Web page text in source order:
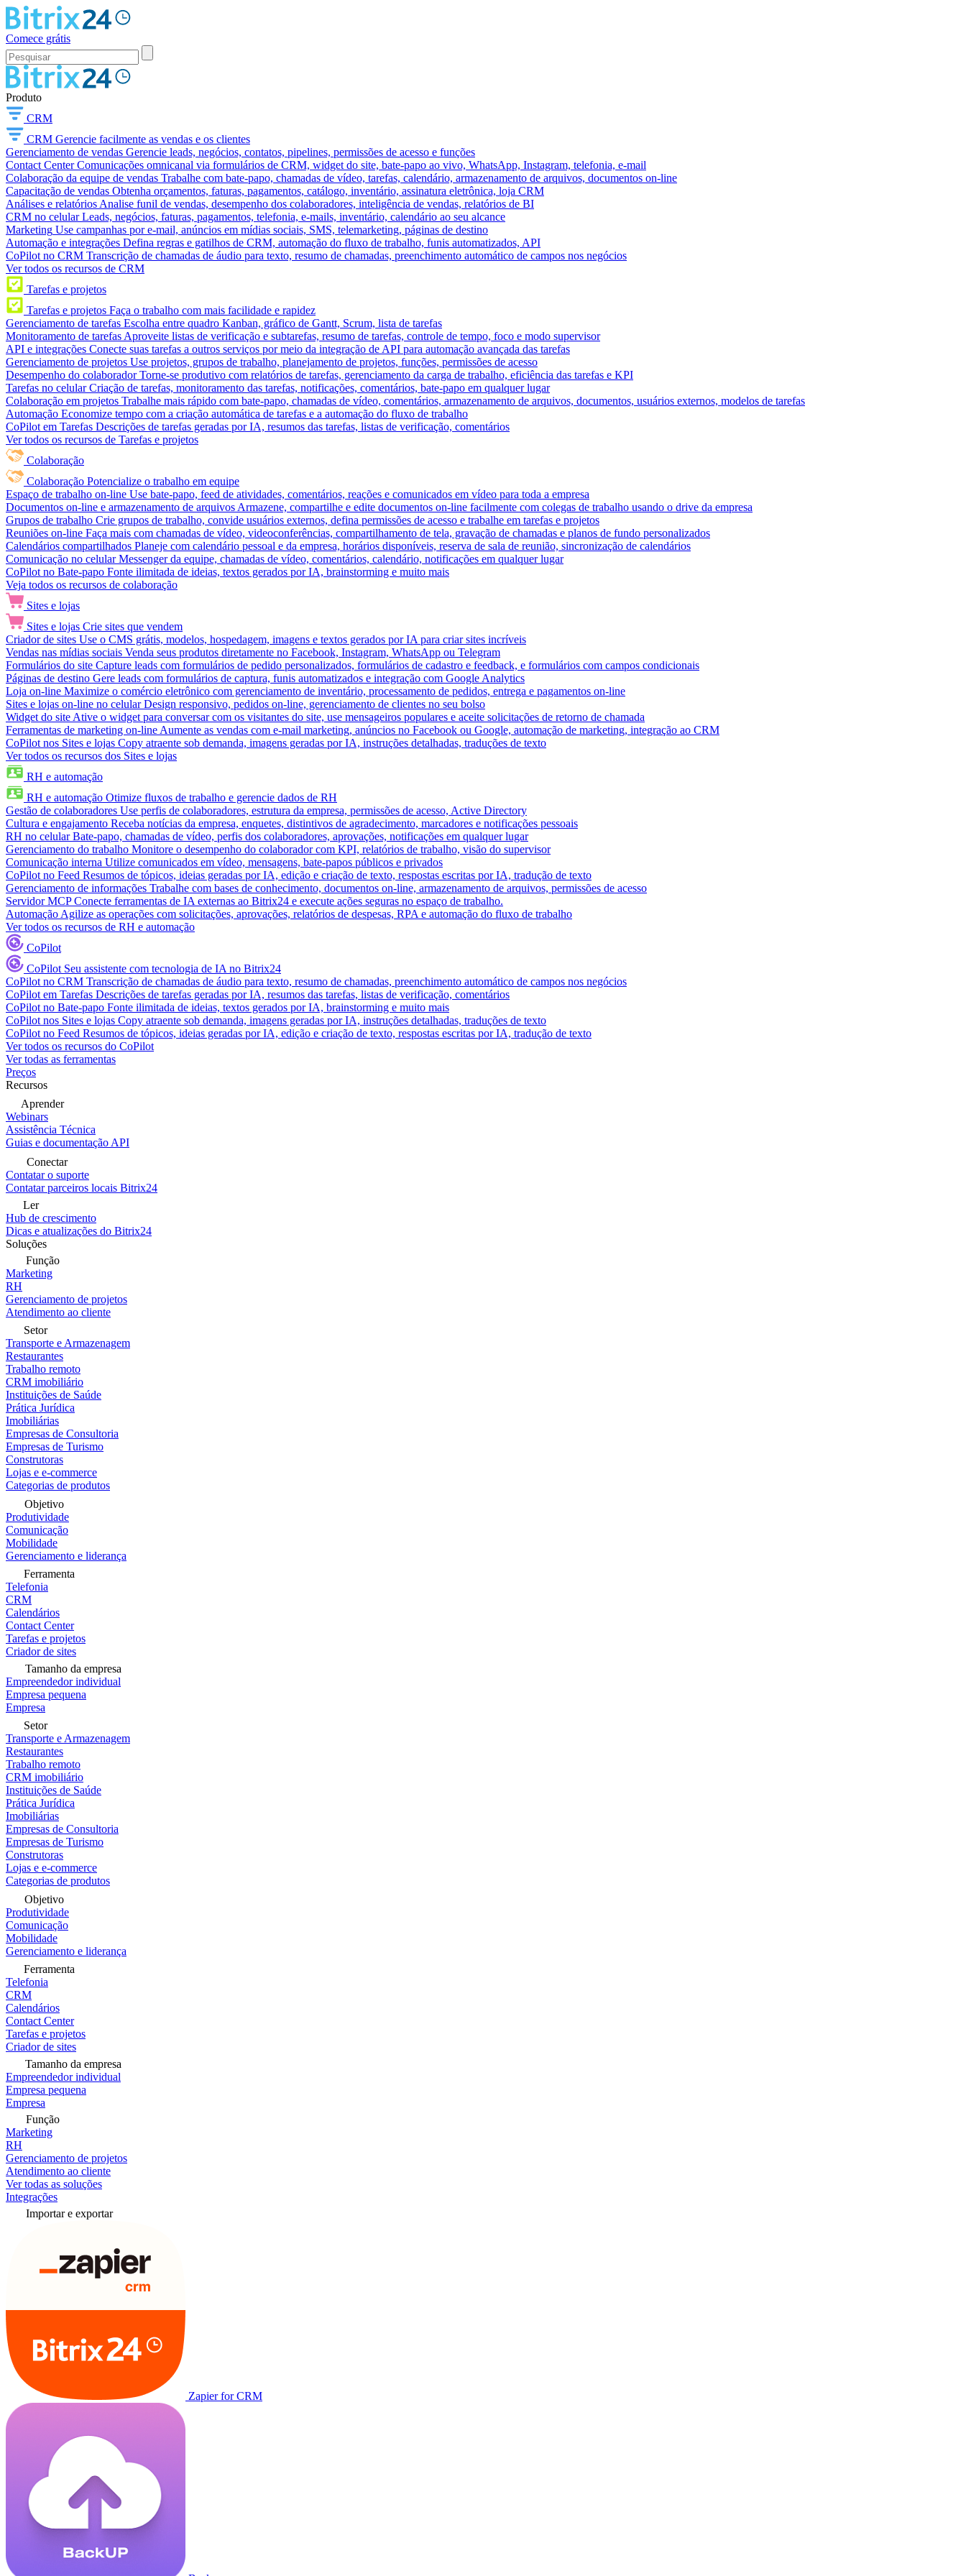
Comece grátis
Produto
CRM
CRM Gerencie facilmente as vendas e os clientes
Gerenciamento de vendas Gerencie leads, negócios, contatos, pipelines, permissões de acesso e funções
Contact Center Comunicações omnicanal via formulários de CRM, widget do site, bate-papo ao vivo, WhatsApp, Instagram, telefonia, e-mail
Colaboração da equipe de vendas Trabalhe com bate-papo, chamadas de vídeo, tarefas, calendário, armazenamento de arquivos, documentos on-line
Capacitação de vendas Obtenha orçamentos, faturas, pagamentos, catálogo, inventário, assinatura eletrônica, loja CRM
Análises e relatórios Analise funil de vendas, desempenho dos colaboradores, inteligência de vendas, relatórios de BI
CRM no celular Leads, negócios, faturas, pagamentos, telefonia, e-mails, inventário, calendário ao seu alcance
Marketing Use campanhas por e-mail, anúncios em mídias sociais, SMS, telemarketing, páginas de destino
Automação e integrações Defina regras e gatilhos de CRM, automação do fluxo de trabalho, funis automatizados, API
CoPilot no CRM Transcrição de chamadas de áudio para texto, resumo de chamadas, preenchimento automático de campos nos negócios
Ver todos os recursos de CRM
Tarefas e projetos
Tarefas e projetos Faça o trabalho com mais facilidade e rapidez
Gerenciamento de tarefas Escolha entre quadro Kanban, gráfico de Gantt, Scrum, lista de tarefas
Monitoramento de tarefas Aproveite listas de verificação e subtarefas, resumo de tarefas, controle de tempo, foco e modo supervisor
API e integrações Conecte suas tarefas a outros serviços por meio da integração de API para automação avançada das tarefas
Gerenciamento de projetos Use projetos, grupos de trabalho, planejamento de projetos, funções, permissões de acesso
Desempenho do colaborador Torne-se produtivo com relatórios de tarefas, gerenciamento da carga de trabalho, eficiência das tarefas e KPI
Tarefas no celular Criação de tarefas, monitoramento das tarefas, notificações, comentários, bate-papo em qualquer lugar
Colaboração em projetos Trabalhe mais rápido com bate-papo, chamadas de vídeo, comentários, armazenamento de arquivos, documentos, usuários externos, modelos de tarefas
Automação Economize tempo com a criação automática de tarefas e a automação do fluxo de trabalho
CoPilot em Tarefas Descrições de tarefas geradas por IA, resumos das tarefas, listas de verificação, comentários
Ver todos os recursos de Tarefas e projetos
Colaboração
Colaboração Potencialize o trabalho em equipe
Espaço de trabalho on-line Use bate-papo, feed de atividades, comentários, reações e comunicados em vídeo para toda a empresa
Documentos on-line e armazenamento de arquivos Armazene, compartilhe e edite documentos on-line facilmente com colegas de trabalho usando o drive da empresa
Grupos de trabalho Crie grupos de trabalho, convide usuários externos, defina permissões de acesso e trabalhe em tarefas e projetos
Reuniões on-line Faça mais com chamadas de vídeo, videoconferências, compartilhamento de tela, gravação de chamadas e planos de fundo personalizados
Calendários compartilhados Planeje com calendário pessoal e da empresa, horários disponíveis, reserva de sala de reunião, sincronização de calendários
Comunicação no celular Messenger da equipe, chamadas de vídeo, comentários, calendário, notificações em qualquer lugar
CoPilot no Bate-papo Fonte ilimitada de ideias, textos gerados por IA, brainstorming e muito mais
Veja todos os recursos de colaboração
Sites e lojas
Sites e lojas Crie sites que vendem
Criador de sites Use o CMS grátis, modelos, hospedagem, imagens e textos gerados por IA para criar sites incríveis
Vendas nas mídias sociais Venda seus produtos diretamente no Facebook, Instagram, WhatsApp ou Telegram
Formulários do site Capture leads com formulários de pedido personalizados, formulários de cadastro e feedback, e formulários com campos condicionais
Páginas de destino Gere leads com formulários de captura, funis automatizados e integração com Google Analytics
Loja on-line Maximize o comércio eletrônico com gerenciamento de inventário, processamento de pedidos, entrega e pagamentos on-line
Sites e lojas on-line no celular Design responsivo, pedidos on-line, gerenciamento de clientes no seu bolso
Widget do site Ative o widget para conversar com os visitantes do site, use mensageiros populares e aceite solicitações de retorno de chamada
Ferramentas de marketing on-line Aumente as vendas com e-mail marketing, anúncios no Facebook ou Google, automação de marketing, integração ao CRM
CoPilot nos Sites e lojas Copy atraente sob demanda, imagens geradas por IA, instruções detalhadas, traduções de texto
Ver todos os recursos dos Sites e lojas
RH e automação
RH e automação Otimize fluxos de trabalho e gerencie dados de RH
Gestão de colaboradores Use perfis de colaboradores, estrutura da empresa, permissões de acesso, Active Directory
Cultura e engajamento Receba notícias da empresa, enquetes, distintivos de agradecimento, marcadores e notificações pessoais
RH no celular Bate-papo, chamadas de vídeo, perfis dos colaboradores, aprovações, notificações em qualquer lugar
Gerenciamento do trabalho Monitore o desempenho do colaborador com KPI, relatórios de trabalho, visão do supervisor
Comunicação interna Utilize comunicados em vídeo, mensagens, bate-papos públicos e privados
CoPilot no Feed Resumos de tópicos, ideias geradas por IA, edição e criação de texto, respostas escritas por IA, tradução de texto
Gerenciamento de informações Trabalhe com bases de conhecimento, documentos on-line, armazenamento de arquivos, permissões de acesso
Servidor MCP Conecte ferramentas de IA externas ao Bitrix24 e execute ações seguras no espaço de trabalho.
Automação Agilize as operações com solicitações, aprovações, relatórios de despesas, RPA e automação do fluxo de trabalho
Ver todos os recursos de RH e automação
CoPilot
CoPilot Seu assistente com tecnologia de IA no Bitrix24
CoPilot no CRM Transcrição de chamadas de áudio para texto, resumo de chamadas, preenchimento automático de campos nos negócios
CoPilot em Tarefas Descrições de tarefas geradas por IA, resumos das tarefas, listas de verificação, comentários
CoPilot no Bate-papo Fonte ilimitada de ideias, textos gerados por IA, brainstorming e muito mais
CoPilot nos Sites e lojas Copy atraente sob demanda, imagens geradas por IA, instruções detalhadas, traduções de texto
CoPilot no Feed Resumos de tópicos, ideias geradas por IA, edição e criação de texto, respostas escritas por IA, tradução de texto
Ver todos os recursos do CoPilot
Ver todas as ferramentas
Preços
Recursos
Aprender
Webinars
Assistência Técnica
Guias e documentação API
Conectar
Contatar o suporte
Contatar parceiros locais Bitrix24
Ler
Hub de crescimento
Dicas e atualizações do Bitrix24
Soluções
Função
Marketing
RH
Gerenciamento de projetos
Atendimento ao cliente
Setor
Transporte e Armazenagem
Restaurantes
Trabalho remoto
CRM imobiliário
Instituições de Saúde
Prática Jurídica
Imobiliárias
Empresas de Consultoria
Empresas de Turismo
Construtoras
Lojas e e-commerce
Categorias de produtos
Objetivo
Produtividade
Comunicação
Mobilidade
Gerenciamento e liderança
Ferramenta
Telefonia
CRM
Calendários
Contact Center
Tarefas e projetos
Criador de sites
Tamanho da empresa
Empreendedor individual
Empresa pequena
Empresa
Setor
Transporte e Armazenagem
Restaurantes
Trabalho remoto
CRM imobiliário
Instituições de Saúde
Prática Jurídica
Imobiliárias
Empresas de Consultoria
Empresas de Turismo
Construtoras
Lojas e e-commerce
Categorias de produtos
Objetivo
Produtividade
Comunicação
Mobilidade
Gerenciamento e liderança
Ferramenta
Telefonia
CRM
Calendários
Contact Center
Tarefas e projetos
Criador de sites
Tamanho da empresa
Empreendedor individual
Empresa pequena
Empresa
Função
Marketing
RH
Gerenciamento de projetos
Atendimento ao cliente
Ver todas as soluções
Integrações
Importar e exportar
Zapier for CRM